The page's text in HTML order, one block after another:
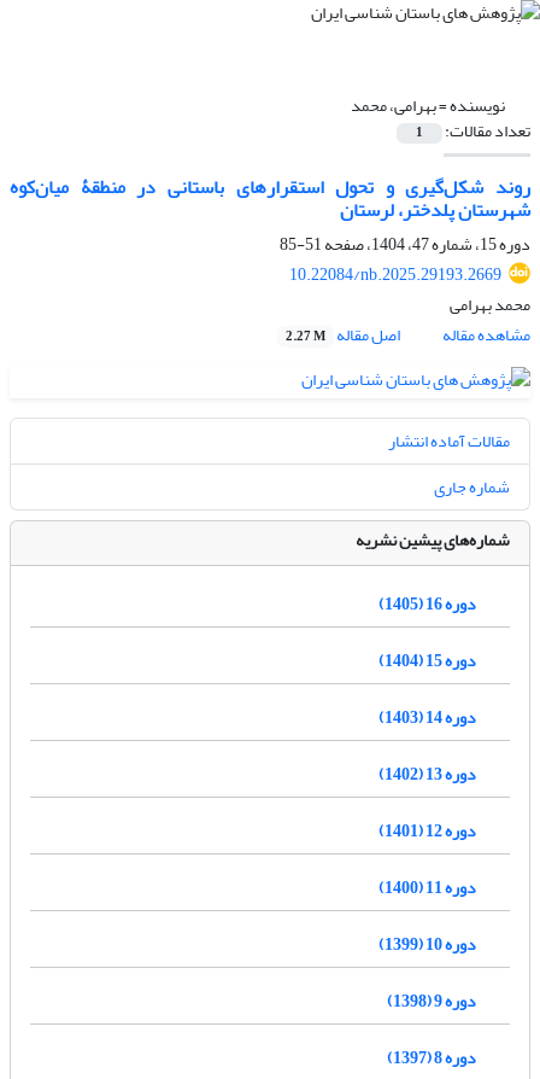
نویسنده =بهرامی، محمد
تعداد مقالات: 1
روند شکل‌گیری و تحول استقرارهای باستانی در منطقۀ میان‌کوه
شهرستان پلدختر، لرستان
دوره 15، شماره 47، 1404، صفحه
51-85
10.22084/nb.2025.29193.2669
محمد بهرامی
مشاهده مقاله
اصل مقاله 2.27 M
مقالات آماده انتشار
شماره جاری
شماره‌های پیشین نشریه
دوره 16 (1405)
دوره 15 (1404)
دوره 14 (1403)
دوره 13 (1402)
دوره 12 (1401)
دوره 11 (1400)
دوره 10 (1399)
دوره 9 (1398)
دوره 8 (1397)